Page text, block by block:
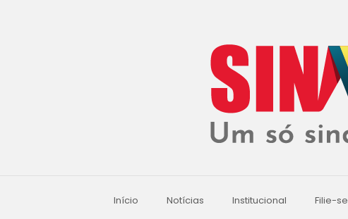
Início Notícias Institucional Filie-se